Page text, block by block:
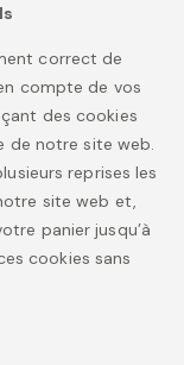
correct de
compte de vos
des cookies
de notre site web.
reprises les
site web et,
panier jusqu’à
cookies sans